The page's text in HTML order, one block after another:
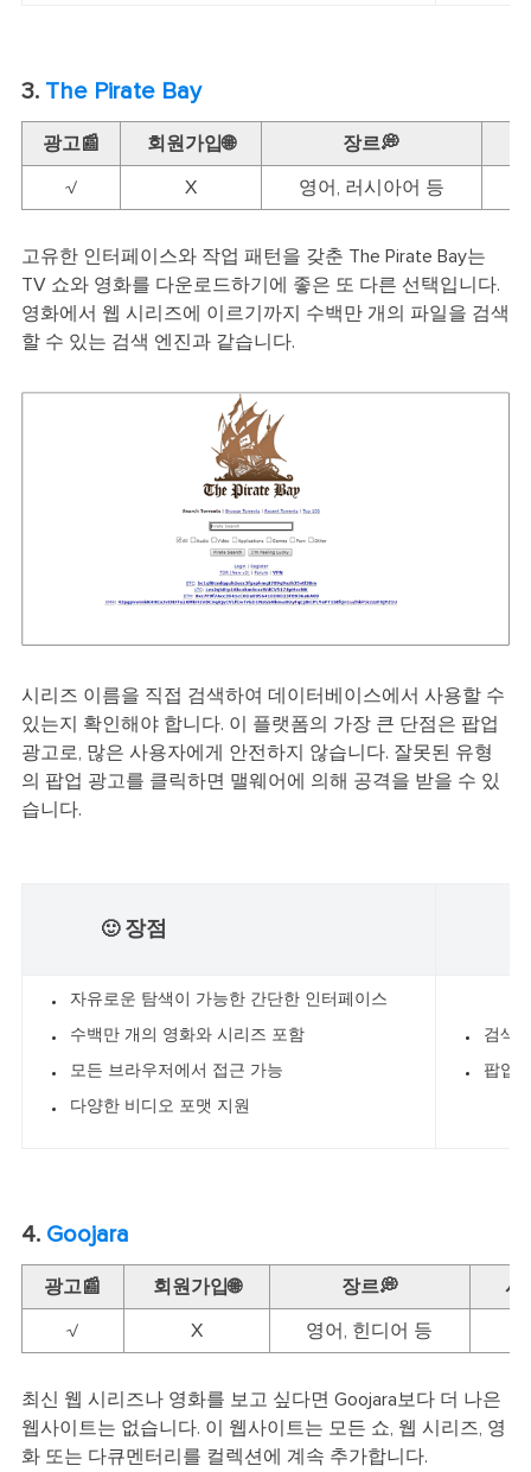
3. The Pirate Bay
광고📰 회원가입🌐 장르💭
√ X 영어, 러시아어 등
고유한 인터페이스와 작업 패턴을 갖춘 The Pirate Bay는
TV 쇼와 영화를 다운로드하기에 좋은 또 다른 선택입니다.
영화에서 웹 시리즈에 이르기까지 수백만 개의 파일을 검색
할 수 있는 검색 엔진과 같습니다.
시리즈 이름을 직접 검색하여 데이터베이스에서 사용할 수
있는지 확인해야 합니다. 이 플랫폼의 가장 큰 단점은 팝업
광고로, 많은 사용자에게 안전하지 않습니다. 잘못된 유형
의 팝업 광고를 클릭하면 맬웨어에 의해 공격을 받을 수 있
습니다.
🙂 장점
자유로운 탐색이 가능한 간단한 인터페이스
수백만 개의 영화와 시리즈 포함
모든 브라우저에서 접근 가능
다양한 비디오 포맷 지원
검색
팝업
4. Goojara
광고📰 회원가입🌐 장르💭 시
√ X 영어, 힌디어 등
최신 웹 시리즈나 영화를 보고 싶다면 Goojara보다 더 나은
웹사이트는 없습니다. 이 웹사이트는 모든 쇼, 웹 시리즈, 영
화 또는 다큐멘터리를 컬렉션에 계속 추가합니다.